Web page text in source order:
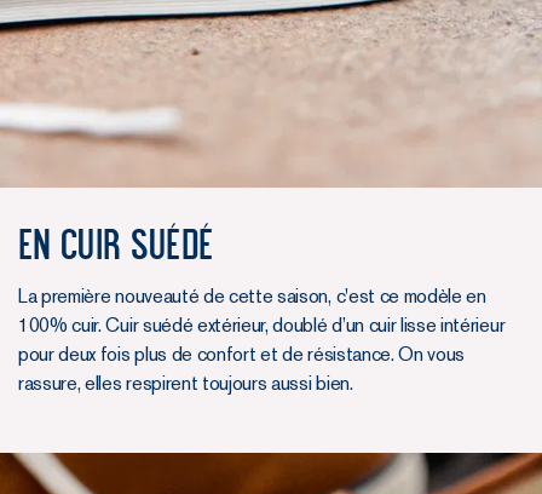
en CUIR SUÉDÉ
La première nouveauté de cette saison, c'est ce modèle en
100% cuir. Cuir suédé extérieur, doublé d’un cuir lisse intérieur
pour deux fois plus de confort et de résistance. On vous
rassure, elles respirent toujours aussi bien.